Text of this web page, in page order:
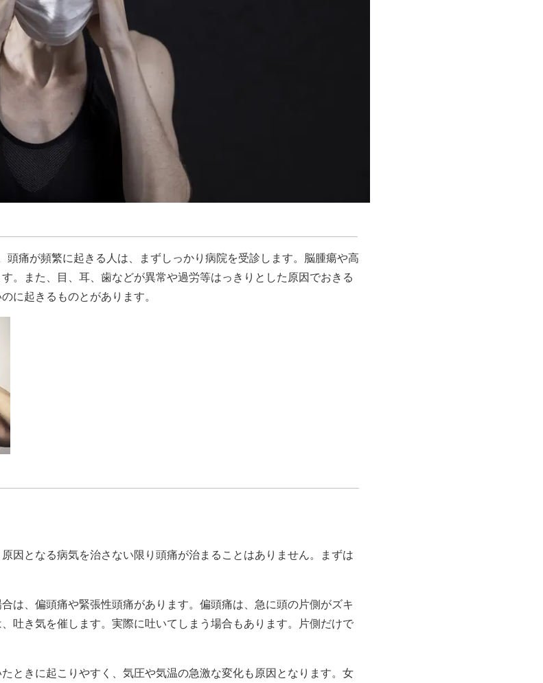
頭痛が頻繁に起きる人は、まずしっかり病院を受診します。脳腫瘍や高
。また、目、耳、歯などが異常や過労等はっきりとした原因でおきる
に起きるものとがあります。
因となる病気を治さない限り頭痛が治まることはありません。まずは
は、偏頭痛や緊張性頭痛があります。偏頭痛は、急に頭の片側がズキ
吐き気を催します。実際に吐いてしまう場合もあります。片側だけで
ときに起こりやすく、気圧や気温の急激な変化も原因となります。女